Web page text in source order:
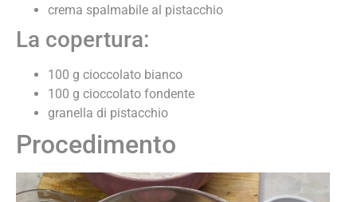
crema spalmabile al pistacchio
La copertura:
100 g cioccolato bianco
100 g cioccolato fondente
granella di pistacchio
Procedimento